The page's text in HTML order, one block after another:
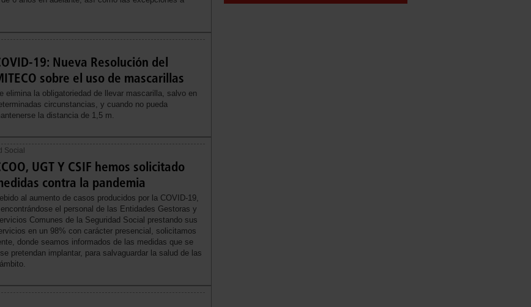
19: Nueva Resolución del
sobre el uso de mascarillas
elimina la obligatoriedad de llevar mascarilla, salvo en
circunstancias, y cuando no pueda
la distancia de 1,5 m.
Social
UGT Y CSIF hemos solicitado
contra la pandemia
al aumento de casos producidos por la COVID-19,
el personal de las Entidades Gestoras y
Comunes de la Seguridad Social prestando sus
en un 98% con carácter presencial, solicitamos
donde seamos informados de las medidas que se
pretendan implantar, para salvaguardar la salud de las